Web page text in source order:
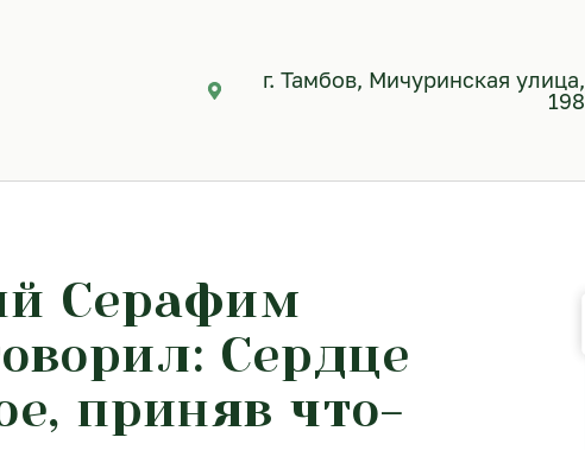
г. Тамбов, Мичуринская улица,
198
Серафим
Сердце
приняв что-